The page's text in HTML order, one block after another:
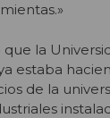
la
estaba
de la